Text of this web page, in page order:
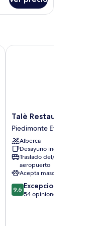
Talè
Restaurant&Suite
Piedimonte
Etneo
Talè
Piedimonte Etneo
Alberca
Desayuno incluido
Traslado del/al
aeropuerto
Acepta mascotas
9.6
de
9.6 Excepcional
54 opiniones
Talè Restaurant&Suite